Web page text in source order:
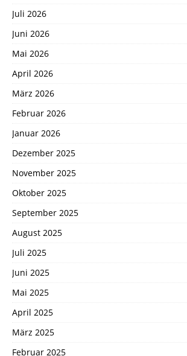
Juli 2026
Juni 2026
Mai 2026
April 2026
März 2026
Februar 2026
Januar 2026
Dezember 2025
November 2025
Oktober 2025
September 2025
August 2025
Juli 2025
Juni 2025
Mai 2025
April 2025
März 2025
Februar 2025